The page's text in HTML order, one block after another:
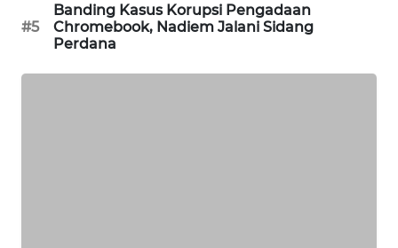
#5
Banding Kasus Korupsi Pengadaan
Chromebook, Nadiem Jalani Sidang
Perdana
WAHANA
HEALTH
WAHANA